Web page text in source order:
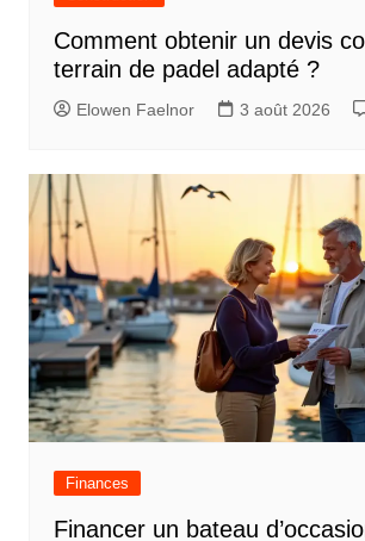
Comment obtenir un devis
terrain de padel adapté ?
Elowen Faelnor 3 août 2026
Finances
Financer un bateau